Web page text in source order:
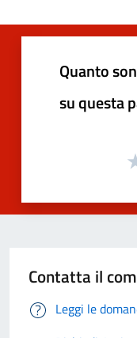
Quanto
su questa
Contatta il
Leggi le